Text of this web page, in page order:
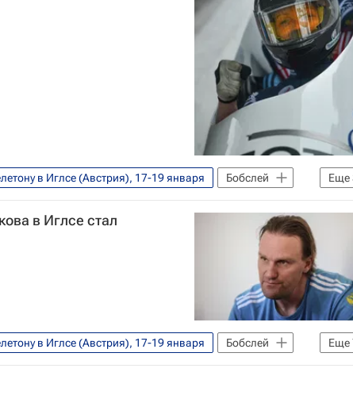
Еще
в Иглсе (Австрия), 17-19 января
Бобслей
Палеева Ольга Стульнева
в Иглсе стал
Еще
в Иглсе (Австрия), 17-19 января
Бобслей
Пьер Людерс